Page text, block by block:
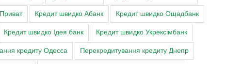
Кредит швидко Абанк Кредит швидко Ощадбанк
Кредит швидко Ідея банк Кредит швидко Укрексімбанк
кредиту Одесса Перекредитування кредиту Днепр